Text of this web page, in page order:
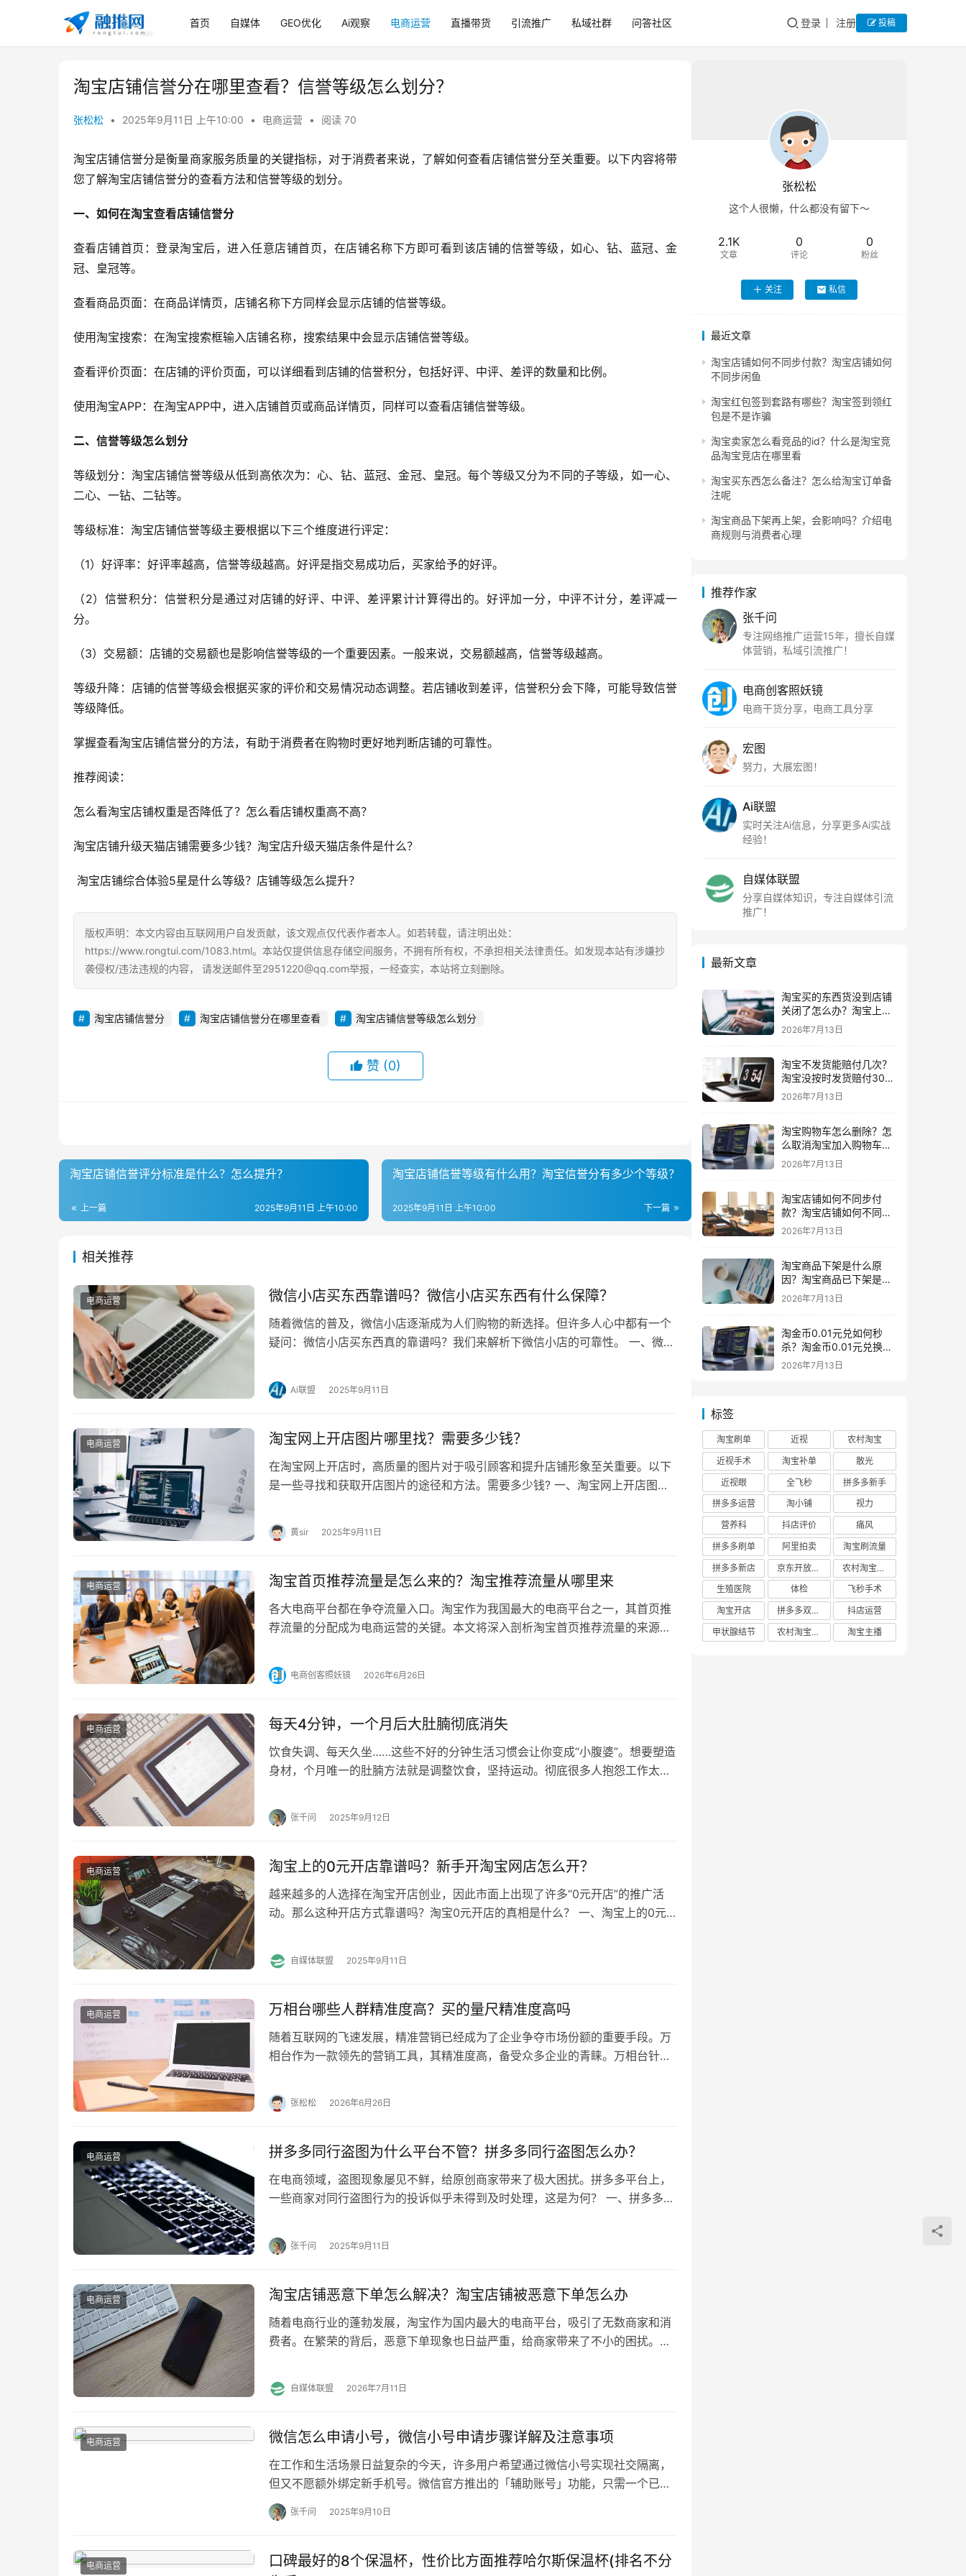
首页 自媒体 GEO优化 Ai观察 电商运营 直播带货 引流推广 私域社群 问答社区 登录 注册 投稿
淘宝店铺信誉分在哪里查看？信誉等级怎么划分？
张松松 • 2025年9月11日 上午10:00 • 电商运营 • 阅读 70
淘宝店铺信誉分是衡量商家服务质量的关键指标，对于消费者来说，了解如何查看店铺信誉分至关重要。以下内容将带
您了解淘宝店铺信誉分的查看方法和信誉等级的划分。
一、如何在淘宝查看店铺信誉分
查看店铺首页：登录淘宝后，进入任意店铺首页，在店铺名称下方即可看到该店铺的信誉等级，如心、钻、蓝冠、金
冠、皇冠等。
查看商品页面：在商品详情页，店铺名称下方同样会显示店铺的信誉等级。
使用淘宝搜索：在淘宝搜索框输入店铺名称，搜索结果中会显示店铺信誉等级。
查看评价页面：在店铺的评价页面，可以详细看到店铺的信誉积分，包括好评、中评、差评的数量和比例。
使用淘宝APP：在淘宝APP中，进入店铺首页或商品详情页，同样可以查看店铺信誉等级。
二、信誉等级怎么划分
等级划分：淘宝店铺信誉等级从低到高依次为：心、钻、蓝冠、金冠、皇冠。每个等级又分为不同的子等级，如一心、
二心、一钻、二钻等。
等级标准：淘宝店铺信誉等级主要根据以下三个维度进行评定：
（1）好评率：好评率越高，信誉等级越高。好评是指交易成功后，买家给予的好评。
（2）信誉积分：信誉积分是通过对店铺的好评、中评、差评累计计算得出的。好评加一分，中评不计分，差评减一
分。
（3）交易额：店铺的交易额也是影响信誉等级的一个重要因素。一般来说，交易额越高，信誉等级越高。
等级升降：店铺的信誉等级会根据买家的评价和交易情况动态调整。若店铺收到差评，信誉积分会下降，可能导致信誉
等级降低。
掌握查看淘宝店铺信誉分的方法，有助于消费者在购物时更好地判断店铺的可靠性。
推荐阅读：
怎么看淘宝店铺权重是否降低了？怎么看店铺权重高不高？
淘宝店铺升级天猫店铺需要多少钱？淘宝店升级天猫店条件是什么？
淘宝店铺综合体验5星是什么等级？店铺等级怎么提升？
版权声明：本文内容由互联网用户自发贡献，该文观点仅代表作者本人。如若转载，请注明出处：
https://www.rongtui.com/1083.html。本站仅提供信息存储空间服务，不拥有所有权，不承担相关法律责任。如发现本站有涉嫌抄
袭侵权/违法违规的内容， 请发送邮件至2951220@qq.com举报，一经查实，本站将立刻删除。
淘宝店铺信誉分 淘宝店铺信誉分在哪里查看 淘宝店铺信誉等级怎么划分
赞 (0)
淘宝店铺信誉评分标准是什么？怎么提升？
上一篇 2025年9月11日 上午10:00
淘宝店铺信誉等级有什么用？淘宝信誉分有多少个等级？
下一篇
2025年9月11日 上午10:00
相关推荐
电商运营 微信小店买东西靠谱吗？微信小店买东西有什么保障？
随着微信的普及，微信小店逐渐成为人们购物的新选择。但许多人心中都有一个
疑问：微信小店买东西真的靠谱吗？我们来解析下微信小店的可靠性。 一、微信
Ai联盟 2025年9月11日
电商运营 淘宝网上开店图片哪里找？需要多少钱？
在淘宝网上开店时，高质量的图片对于吸引顾客和提升店铺形象至关重要。以下
是一些寻找和获取开店图片的途径和方法。需要多少钱? 一、淘宝网上开店图片
黄sir 2025年9月11日
电商运营 淘宝首页推荐流量是怎么来的？淘宝推荐流量从哪里来
各大电商平台都在争夺流量入口。淘宝作为我国最大的电商平台之一，其首页推
荐流量的分配成为电商运营的关键。本文将深入剖析淘宝首页推荐流量的来源，
电商创客照妖镜 2026年6月26日
电商运营 每天4分钟，一个月后大肚腩彻底消失
饮食失调、每天久坐……这些不好的分钟生活习惯会让你变成“小腹婆”。想要塑造
身材，个月唯一的肚腩方法就是调整饮食，坚持运动。彻底很多人抱怨工作太
张千问 2025年9月12日
电商运营 淘宝上的0元开店靠谱吗？新手开淘宝网店怎么开？
越来越多的人选择在淘宝开店创业，因此市面上出现了许多“0元开店”的推广活
动。那么这种开店方式靠谱吗？淘宝0元开店的真相是什么？ 一、淘宝上的0元
自媒体联盟 2025年9月11日
电商运营 万相台哪些人群精准度高？买的量尺精准度高吗
随着互联网的飞速发展，精准营销已经成为了企业争夺市场份额的重要手段。万
相台作为一款领先的营销工具，其精准度高，备受众多企业的青睐。万相台针对
张松松 2026年6月26日
电商运营 拼多多同行盗图为什么平台不管？拼多多同行盗图怎么办？
在电商领域，盗图现象屡见不鲜，给原创商家带来了极大困扰。拼多多平台上，
一些商家对同行盗图行为的投诉似乎未得到及时处理，这是为何？ 一、拼多多同
张千问 2025年9月11日
电商运营 淘宝店铺恶意下单怎么解决？淘宝店铺被恶意下单怎么办
随着电商行业的蓬勃发展，淘宝作为国内最大的电商平台，吸引了无数商家和消
费者。在繁荣的背后，恶意下单现象也日益严重，给商家带来了不小的困扰。淘
自媒体联盟 2026年7月11日
电商运营 微信怎么申请小号，微信小号申请步骤详解及注意事项
在工作和生活场景日益复杂的今天，许多用户希望通过微信小号实现社交隔离，
但又不愿额外绑定新手机号。微信官方推出的「辅助账号」功能，只需一个已实
名的主账号，就能快速注册独立的小号，且无…
张千问 2025年9月10日
电商运营
口碑最好的8个保温杯，性价比方面推荐哈尔斯保温杯(排名不分
张松松
这个人很懒，什么都没有留下～
2.1K
文章
0
评论
0
粉丝
关注 私信
最近文章
淘宝店铺如何不同步付款？淘宝店铺如何
不同步闲鱼
淘宝红包签到套路有哪些？淘宝签到领红
包是不是诈骗
淘宝卖家怎么看竞品的id？什么是淘宝竞
品淘宝竞店在哪里看
淘宝买东西怎么备注？怎么给淘宝订单备
注呢
淘宝商品下架再上架，会影响吗？介绍电
商规则与消费者心理
推荐作家
张千问
专注网络推广运营15年，擅长自媒
体营销，私域引流推广！
电商创客照妖镜
电商干货分享，电商工具分享
宏图
努力，大展宏图！
Ai联盟
实时关注Ai信息，分享更多Ai实战
经验！
自媒体联盟
分享自媒体知识，专注自媒体引流
推广！
最新文章
淘宝买的东西货没到店铺
关闭了怎么办？淘宝上买
东西货没收到店铺关闭了
我可以申请退款吗
2026年7月13日
淘宝不发货能赔付几次？
淘宝没按时发货赔付30%
还会发货吗要赔付几次
2026年7月13日
淘宝购物车怎么删除？怎
么取消淘宝加入购物车的
东西
2026年7月13日
淘宝店铺如何不同步付
款？淘宝店铺如何不同步
闲鱼
2026年7月13日
淘宝商品下架是什么原
因？淘宝商品已下架是什
么意思一般下架是为什么
2026年7月13日
淘金币0.01元兑如何秒
杀？淘金币0.01元兑换在
哪如何兑换
2026年7月13日
标签
淘宝刷单 近视
农村淘宝
近视手术
淘宝补单
散光
近视眼
全飞秒
拼多多新手
拼多多运营
淘小铺
视力
营养科
抖店评价
痛风
拼多多刷单
阿里拍卖
淘宝刷流量
拼多多新店
京东开放平台
农村淘宝快递
生殖医院
体检
飞秒手术
淘宝开店
拼多多双十二
抖店运营
甲状腺结节
农村淘宝店铺 淘宝主播